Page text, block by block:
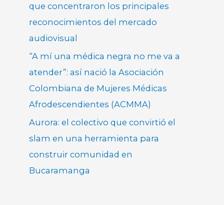
que concentraron los principales
reconocimientos del mercado
audiovisual
“A mí una médica negra no me va a
atender”: así nació la Asociación
Colombiana de Mujeres Médicas
Afrodescendientes (ACMMA)
Aurora: el colectivo que convirtió el
slam en una herramienta para
construir comunidad en
Bucaramanga